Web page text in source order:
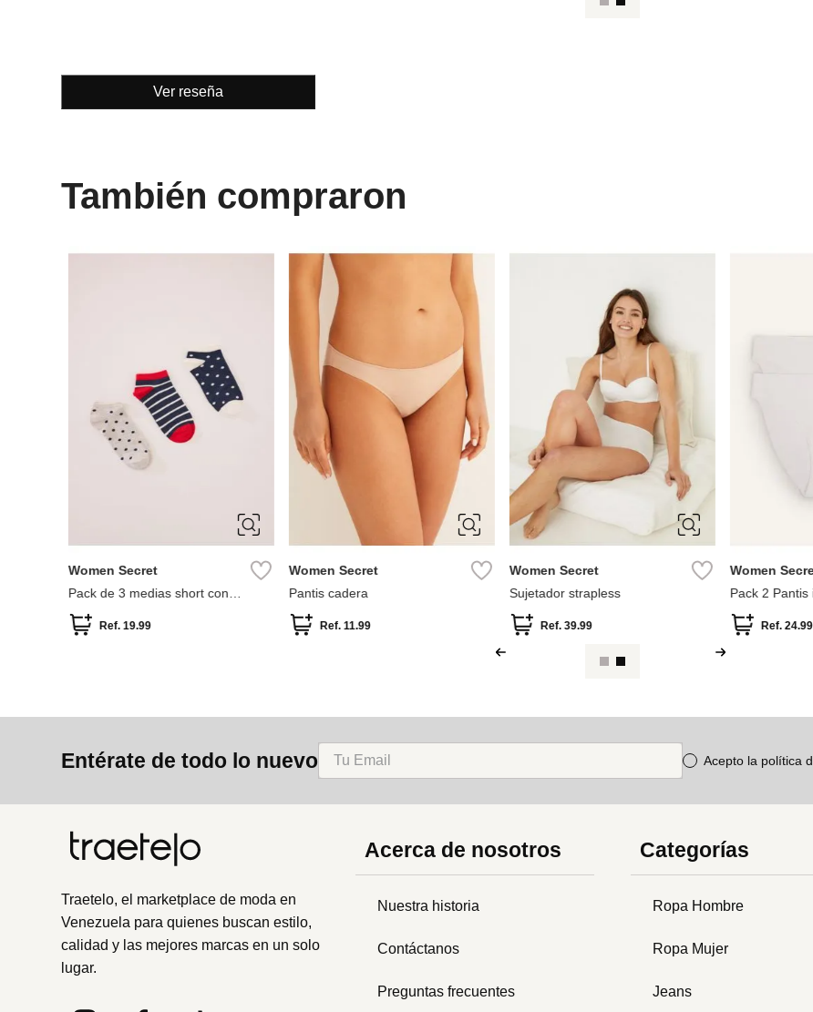
Ver reseña
También compraron
Women Secret
Pack de 3 medias short con
Ref. 19.99
Women Secret
Pantis cadera
Ref. 11.99
95B
Women Secret
Sujetador strapless
Ref. 39.99
Women
Pack 2 Pantis
Ref. 24.99
Entérate de todo lo nuevo Acepto la política
Traetelo, el marketplace de moda en
Venezuela para quienes buscan estilo,
calidad y las mejores marcas en un solo
lugar.
Acerca de nosotros
Nuestra historia
Contáctanos
Preguntas frecuentes
Categorías
Ropa Hombre
Ropa Mujer
Jeans